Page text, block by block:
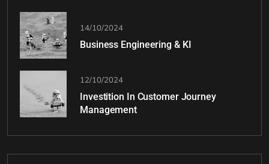
14/10/2024
Business Engineering & KI
12/10/2024
Investition In Customer Journey
Management